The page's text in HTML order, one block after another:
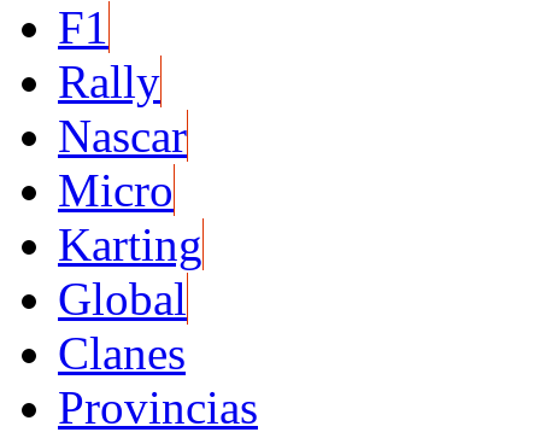
F1
Rally
Nascar
Micro
Karting
Global
Clanes
Provincias